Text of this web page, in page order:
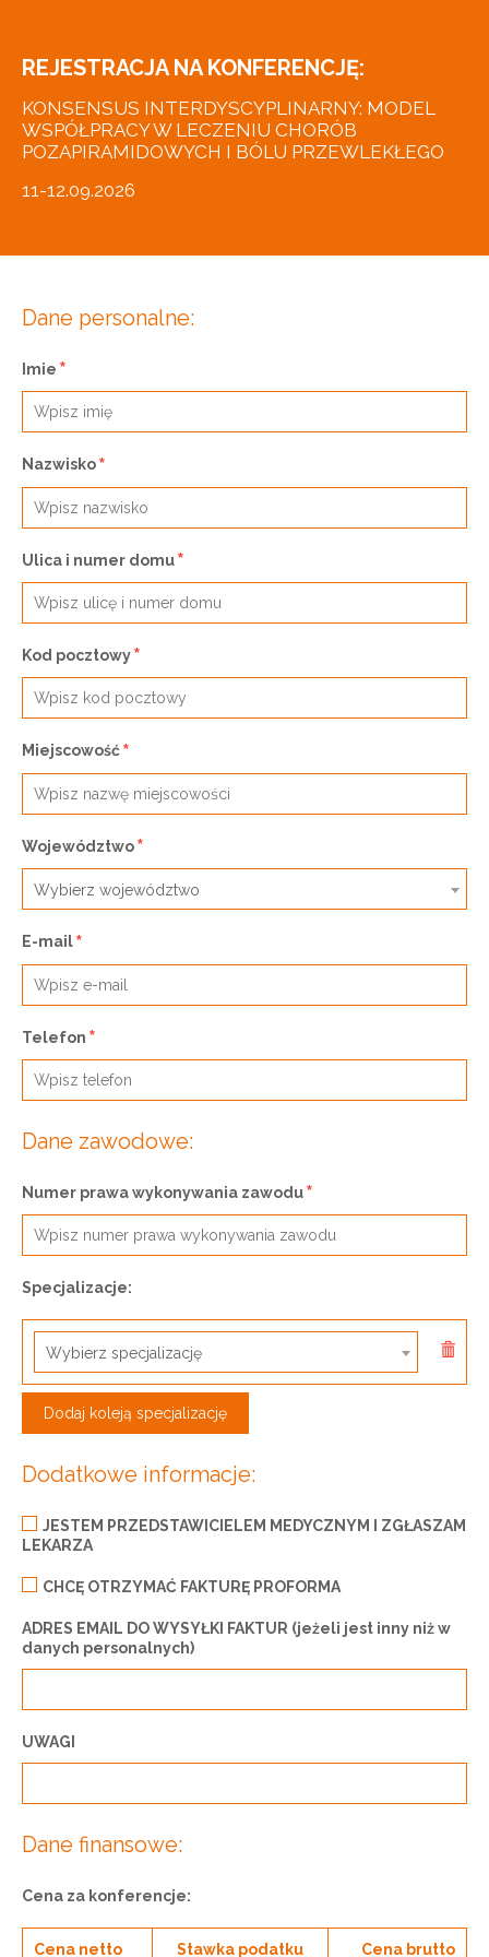
REJESTRACJA NA KONFERENCJĘ:
KONSENSUS INTERDYSCYPLINARNY: MODEL
WSPÓŁPRACY W LECZENIU CHORÓB
POZAPIRAMIDOWYCH I BÓLU PRZEWLEKŁEGO
11-12.09.2026
Dane personalne:
Imie
Nazwisko
Ulica i numer domu
Kod pocztowy
Miejscowość
Województwo
Wybierz województwo
E-mail
Telefon
Dane zawodowe:
Numer prawa wykonywania zawodu
Specjalizacje:
Wybierz specjalizację
Dodaj koleją specjalizację
Dodatkowe informacje:
JESTEM PRZEDSTAWICIELEM MEDYCZNYM I ZGŁASZAM
LEKARZA
CHCĘ OTRZYMAĆ FAKTURĘ PROFORMA
ADRES EMAIL DO WYSYŁKI FAKTUR (jeżeli jest inny niż w
danych personalnych)
UWAGI
Dane finansowe:
Cena za konferencje:
Cena netto Stawka podatku Cena brutto